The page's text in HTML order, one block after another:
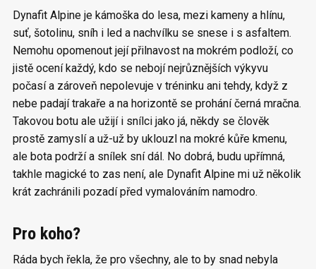
Dynafit Alpine je kámoška do lesa, mezi kameny a hlínu,
suť, šotolinu, sníh i led a nachvílku se snese i s asfaltem.
Nemohu opomenout její přilnavost na mokrém podloží, co
jistě ocení každý, kdo se nebojí nejrůznějších výkyvu
počasí a zároveň nepolevuje v tréninku ani tehdy, když z
nebe padají trakaře a na horizontě se prohání černá mračna.
Takovou botu ale užijí i snílci jako já, někdy se člověk
prostě zamyslí a už-už by uklouzl na mokré kůře kmenu,
ale bota podrží a snílek sní dál. No dobrá, budu upřímná,
takhle magické to zas není, ale Dynafit Alpine mi už několik
krát zachránili pozadí před vymalováním namodro.
Pro koho?
Ráda bych řekla, že pro všechny, ale to by snad nebyla